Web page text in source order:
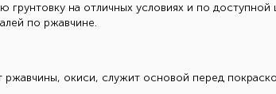
на отличных условиях и по
по ржавчине.
окиси, служит основой перед